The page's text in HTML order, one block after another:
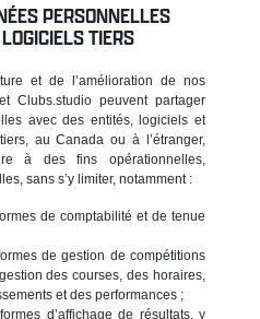
PERSONNELLES
TIERS
et de l’amélioration de nos
Clubs.studio peuvent partager
avec des entités, logiciels et
au Canada ou à l’étranger,
à des fins opérationnelles,
sans s’y limiter, notamment :
de comptabilité et de tenue
de gestion de compétitions
des courses, des horaires,
et des performances ;
d’affichage de résultats, y